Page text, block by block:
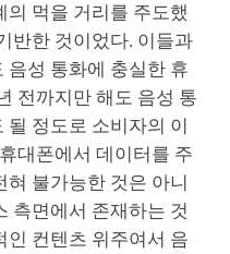
의 먹을 거리를 주도했
반한 것이었다. 이들과
음성 통화에 충실한 휴
전까지만 해도 음성 통
정도로 소비자의 이
대폰에서 데이터를 주
불가능한 것은 아니
측면에서 존재하는 것
인 컨텐츠 위주여서 음